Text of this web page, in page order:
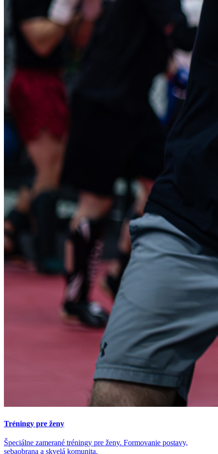
Tréningy pre ženy
Špeciálne zamerané tréningy pre ženy. Formovanie postavy,
sebaobrana a skvelá komunita.